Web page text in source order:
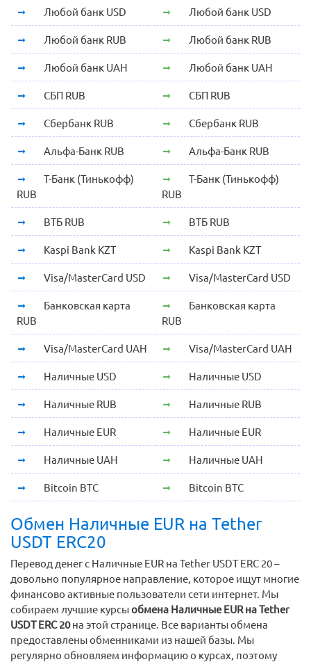
Любой банк USD Любой банк USD
Любой банк RUB Любой банк RUB
Любой банк UAH Любой банк UAH
СБП RUB СБП RUB
Сбербанк RUB Сбербанк RUB
Альфа-Банк RUB Альфа-Банк RUB
Т-Банк (Тинькофф)
RUB
Т-Банк (Тинькофф)
RUB
ВТБ RUB ВТБ RUB
Kaspi Bank KZT Kaspi Bank KZT
Visa/MasterCard USD Visa/MasterCard USD
Банковская карта
RUB
Банковская карта
RUB
Visa/MasterCard UAH Visa/MasterCard UAH
Наличные USD Наличные USD
Наличные RUB Наличные RUB
Наличные EUR Наличные EUR
Наличные UAH Наличные UAH
Bitcoin BTC Bitcoin BTC
Обмен Наличные EUR на Tether
USDT ERC20
Перевод денег с Наличные EUR на Tether USDT ERC 20 –
довольно популярное направление, которое ищут многие
финансово активные пользователи сети интернет. Мы
собираем лучшие курсыобмена Наличные EUR на Tether
USDT ERC 20на этой странице. Все варианты обмена
предоставлены обменниками из нашей базы. Мы
регулярно обновляем информацию о курсах, поэтому